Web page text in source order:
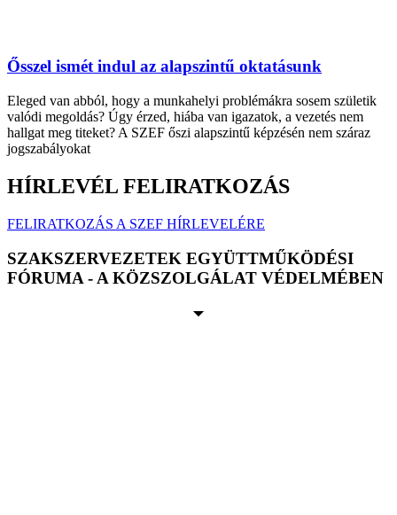
Ősszel ismét indul az alapszintű oktatásunk
Eleged van abból, hogy a munkahelyi problémákra sosem születik
valódi megoldás? Úgy érzed, hiába van igazatok, a vezetés nem
hallgat meg titeket? A SZEF őszi alapszintű képzésén nem száraz
jogszabályokat
HÍRLEVÉL FELIRATKOZÁS
FELIRATKOZÁS A SZEF HÍRLEVELÉRE
SZAKSZERVEZETEK EGYÜTTMŰKÖDÉSI
FÓRUMA - A KÖZSZOLGÁLAT VÉDELMÉBEN